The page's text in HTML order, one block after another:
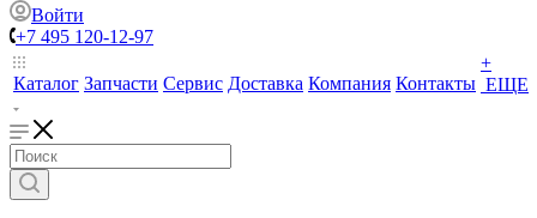
Войти
+7 495 120-12-97
Каталог Запчасти Сервис Доставка Компания Контакты
+
ЕЩЕ